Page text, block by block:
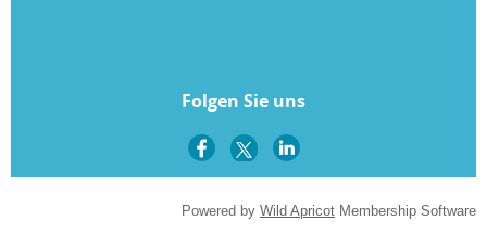
Folgen Sie uns
Powered by Wild Apricot Membership Software